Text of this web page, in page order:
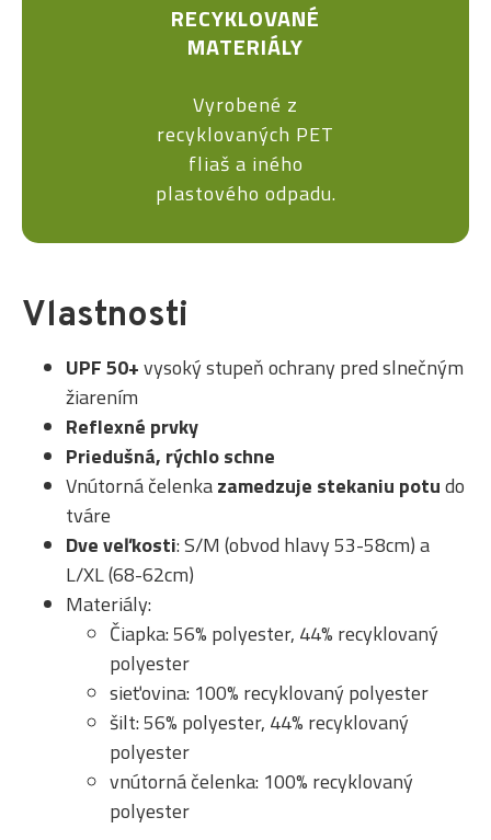
RECYKLOVANÉ
MATERIÁLY
Vyrobené z
recyklovaných PET
fliaš a iného
plastového odpadu.
Vlastnosti
UPF 50+vysoký stupeň ochrany pred slnečným
žiarením
Reflexné prvky
Priedušná, rýchlo schne
Vnútorná čelenkazamedzuje stekaniu potudo
tváre
Dve veľkosti: S/M (obvod hlavy 53-58cm) a
L/XL (68-62cm)
Materiály:
Čiapka: 56% polyester, 44% recyklovaný
polyester
sieťovina: 100% recyklovaný polyester
šilt: 56% polyester, 44% recyklovaný
polyester
vnútorná čelenka: 100% recyklovaný
polyester